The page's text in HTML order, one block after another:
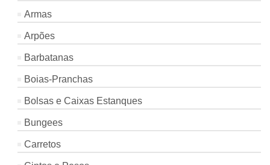
Armas
Arpões
Barbatanas
Boias-Pranchas
Bolsas e Caixas Estanques
Bungees
Carretos